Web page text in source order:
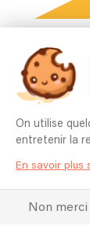
Est-il
On utilise
entretenir la
En savoir plus
Non merci